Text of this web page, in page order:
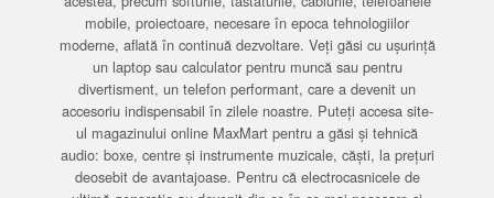
mobile, proiectoare, necesare în epoca tehnologiilor
moderne, aflată în continuă dezvoltare. Veți găsi cu ușurință
un laptop sau calculator pentru muncă sau pentru
divertisment, un telefon performant, care a devenit un
accesoriu indispensabil în zilele noastre. Puteți accesa site-
ul magazinului online MaxMart pentru a găsi și tehnică
audio: boxe, centre și instrumente muzicale, căști, la prețuri
deosebit de avantajoase. Pentru că electrocasnicele de